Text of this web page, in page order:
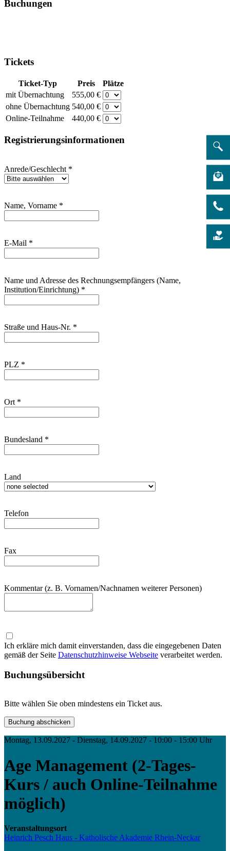
Buchungen
Tickets
Ticket-Typ Preis
Plätze
mit Übernachtung
555,00 €
ohne Übernachtung 540,00 €
Online-Teilnahme
440,00 €
Registrierungsinformationen
Anrede/Geschlecht *
Name, Vorname *
E-Mail *
Name und Adresse des Rechnungsempfängers (Name,
Institution/Einrichtung) *
Straße und Haus-Nr. *
PLZ *
Ort *
Bundesland *
Land
Telefon
Fax
Kommentar (z. B. Vornamen/Nachnamen weiterer Personen)
Ich erkläre mich damit einverstanden, dass die eingegebenen Daten
gemäß der Seite Datenschutzhinweise Webseite verarbeitet werden.
Buchungsübersicht
Bitte wählen Sie oben mindestens ein Ticket aus.
Montag, 13.09.2027 - Dienstag, 14.09.2027 - 10:00 - 15:00 Uhr
Age Management (2-Tages-
Kurs / auch Online-Teilnahme
möglich)
Veranstaltungsort
Heinrich Pesch Haus - Katholische Akademie Rhein-Neckar